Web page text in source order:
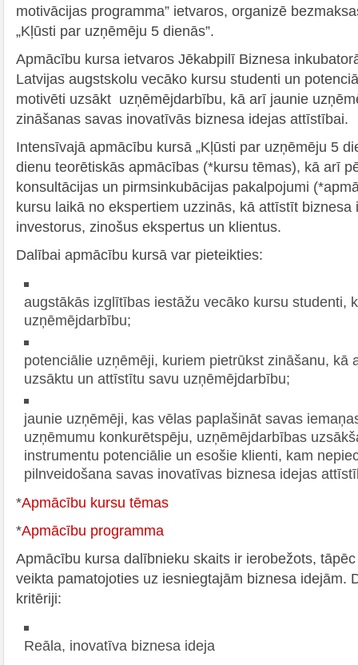
motivācijas programma” ietvaros, organizē
„Kļūsti par uzņēmēju 5 dienās”.
Apmācību kursa ietvaros Jēkabpilī Biznesa
Latvijas augstskolu vecāko kursu studenti un
motivēti uzsākt uzņēmējdarbību, kā arī jaunie
zināšanas savas inovatīvās biznesa idejas attīstībai.
Intensīvajā apmācību kursā „Kļūsti par uzņēmēju 5
dienu teorētiskās apmācības (*kursu tēmas), kā arī
konsultācijas un pirmsinkubācijas pakalpojumi
kursu laikā no ekspertiem uzzinās, kā attīstīt biznesa
investorus, zinošus ekspertus un klientus.
Dalībai apmācību kursā var pieteikties:
augstākās izglītības iestāžu vecāko kursu studenti,
uzņēmējdarbību;
potenciālie uzņēmēji, kuriem pietrūkst zināšanu, kā
uzsāktu un attīstītu savu uzņēmējdarbību;
jaunie uzņēmēji, kas vēlas paplašināt savas
uzņēmumu konkurētspēju, uzņēmējdarbības
instrumentu potenciālie un esošie klienti, kam
pilnveidošana savas inovatīvas biznesa idejas
*Apmācību kursu tēmas
*Apmācību programma
Apmācību kursa dalībnieku skaits ir ierobežots,
veikta pamatojoties uz iesniegtajām biznesa idejām.
kritēriji:
Reāla, inovatīva biznesa ideja